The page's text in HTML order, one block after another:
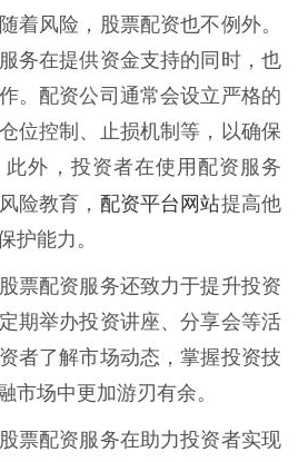
着风险，股票配资也不例外。
务在提供资金支持的同时，也
。配资公司通常会设立严格的
位控制、止损机制等，以确保
外，投资者在使用配资服务
险教育， 配资平台网站提高他
护能力。
票配资服务还致力于提升投资
期举办投资讲座、分享会等活
者了解市场动态，掌握投资技
市场中更加游刃有余。
票配资服务在助力投资者实现